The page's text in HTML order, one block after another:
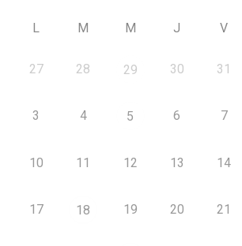
L M M J V
27 28 29 30 31
3 4 5 6 7
10 11 12 13 14
17 18 19 20 21